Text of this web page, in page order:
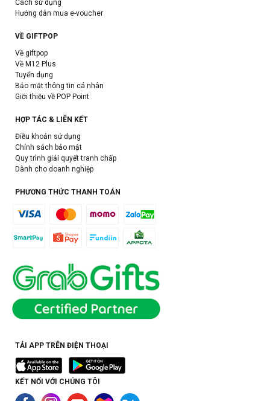
Cách sử dụng
Hướng dẫn mua e-voucher
VỀ GIFTPOP
Về giftpop
Về M12 Plus
Tuyển dụng
Bảo mật thông tin cá nhân
Giới thiệu về POP Point
HỢP TÁC & LIÊN KẾT
Điều khoản sử dụng
Chính sách bảo mật
Quy trình giải quyết tranh chấp
Dành cho doanh nghiệp
PHƯƠNG THỨC THANH TOÁN
TẢI APP TRÊN ĐIỆN THOẠI
KẾT NỐI VỚI CHÚNG TÔI